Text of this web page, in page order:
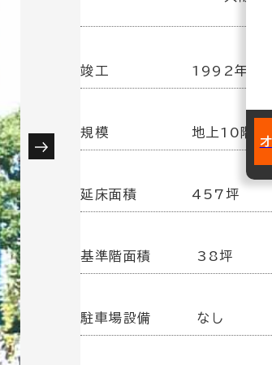
竣工 1992年 2
規模 地上10階／
延床面積 457坪
基準階面積 38坪
駐車場設備 なし